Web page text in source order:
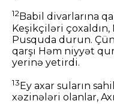
12Babil divarlarına
Keşikçiləri
Pusquda durun.
qarşı Həm niyyət
yerinə yetirdi.
13Ey axar suların
xəzinələri olanlar,